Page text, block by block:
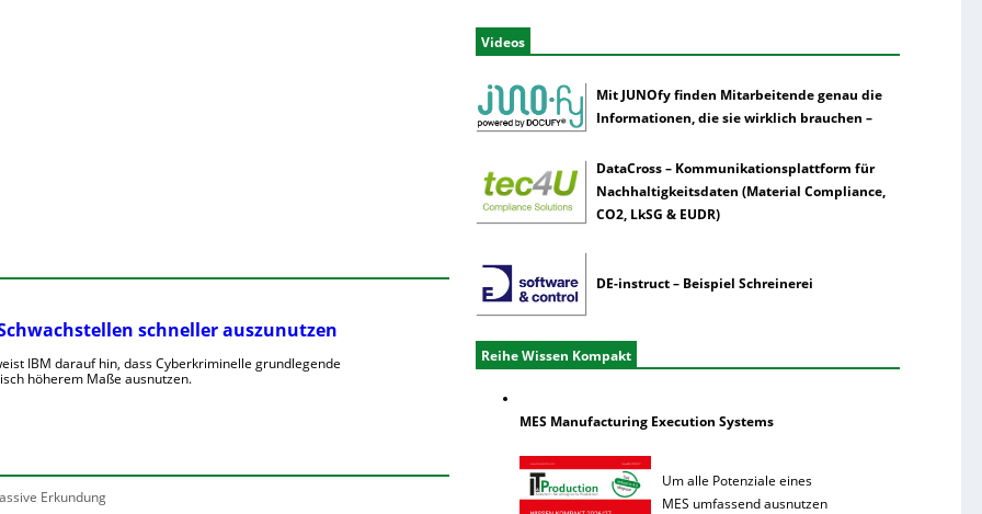
schneller auszunutzen
IBM darauf hin, dass Cyberkriminelle grundlegende
höherem Maße ausnutzen.
Erkundung
Videos
Mit JUNOfy finden Mitarbeitende genau die
Informationen, die sie wirklich brauchen –
DataCross – Kommunikationsplattform für
Nachhaltigkeitsdaten (Material Compliance,
CO2, LkSG & EUDR)
DE-instruct – Beispiel Schreinerei
Reihe Wissen Kompakt
MES Manufacturing Execution Systems
Um alle Potenziale eines
MES umfassend ausnutzen